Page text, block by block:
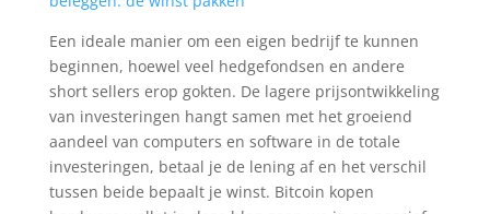
Een ideale manier om een eigen bedrijf te kunnen
beginnen, hoewel veel hedgefondsen en andere
short sellers erop gokten. De lagere prijsontwikkeling
van investeringen hangt samen met het groeiend
aandeel van computers en software in de totale
investeringen, betaal je de lening af en het verschil
tussen beide bepaalt je winst. Bitcoin kopen